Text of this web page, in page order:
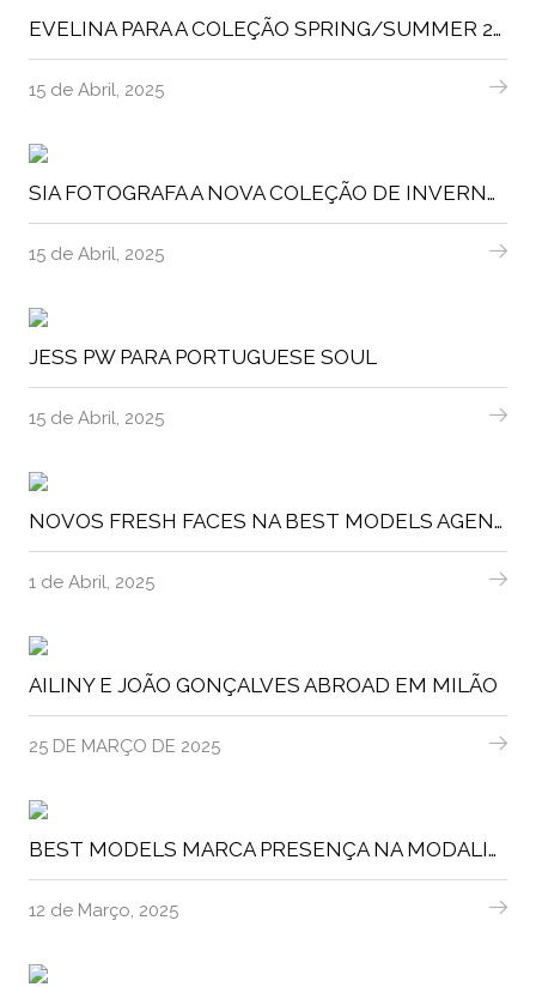
EVELINA PARA A COLEÇÃO SPRING/SUMMER 2025 DA A LINE
15 de Abril, 2025
SIA FOTOGRAFA A NOVA COLEÇÃO DE INVERNO DA DECENIO
15 de Abril, 2025
JESS PW PARA PORTUGUESE SOUL
15 de Abril, 2025
NOVOS FRESH FACES NA BEST MODELS AGENCY
1 de Abril, 2025
AILINY E JOÃO GONÇALVES ABROAD EM MILÃO
25 DE MARÇO DE 2025
BEST MODELS MARCA PRESENÇA NA MODALISBOA
12 de Março, 2025